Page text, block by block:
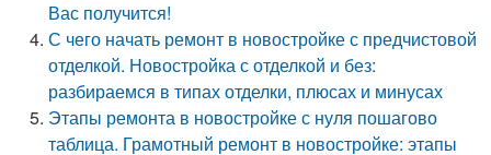
Вас получится!
С чего начать ремонт в новостройке с предчистовой
отделкой. Новостройка с отделкой и без:
разбираемся в типах отделки, плюсах и минусах
Этапы ремонта в новостройке с нуля пошагово
таблица. Грамотный ремонт в новостройке: этапы